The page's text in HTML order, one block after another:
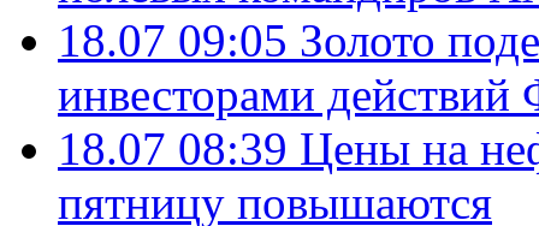
18.07 09:05 Золото
инвесторами
18.07 08:39 Цены на
пятницу повышаются